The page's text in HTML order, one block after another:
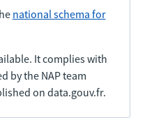
national schema for
It complies with
by the NAP team
on data.gouv.fr.